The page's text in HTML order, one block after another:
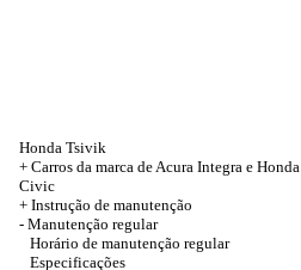
Honda Tsivik
+ Carros da marca de Acura Integra e Honda
Civic
+ Instrução de manutenção
- Manutenção regular
Horário de manutenção regular
Especificações